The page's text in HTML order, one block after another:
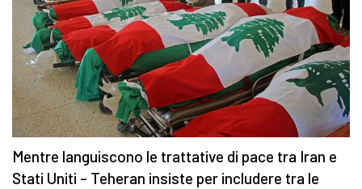
Mentre languiscono le trattative di pace tra Iran e
Stati Uniti – Teheran insiste per includere tra le